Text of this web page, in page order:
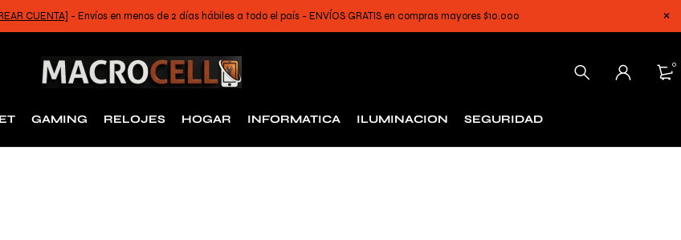
CUENTA] - Envíos en menos de 2 días hábiles a todo el país - ENVÍOS GRATIS en compras mayores $10.000
0
GAMING RELOJES HOGAR INFORMATICA ILUMINACION SEGURIDAD